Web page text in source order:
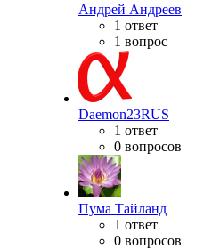
Андрей Андреев
1 ответ
1 вопрос
Daemon23RUS
1 ответ
0 вопросов
Пума Тайланд
1 ответ
0 вопросов